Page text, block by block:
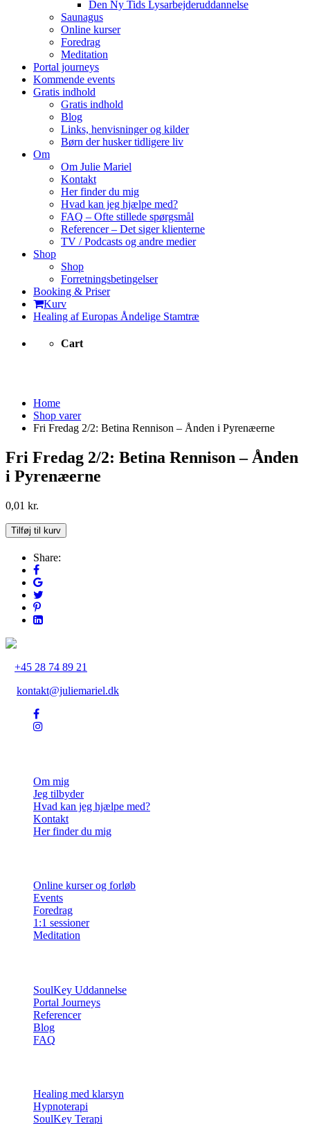
Den Ny Tids Lysarbejderuddannelse
Saunagus
Online kurser
Foredrag
Meditation
Portal journeys
Kommende events
Gratis indhold
Gratis indhold
Blog
Links, henvisninger og kilder
Børn der husker tidligere liv
Om
Om Julie Mariel
Kontakt
Her finder du mig
Hvad kan jeg hjælpe med?
FAQ – Ofte stillede spørgsmål
Referencer – Det siger klienterne
TV / Podcasts og andre medier
Shop
Shop
Forretningsbetingelser
Booking & Priser
Kurv
Healing af Europas Åndelige Stamtræ
Cart
Home
Shop varer
Fri Fredag 2/2: Betina Rennison – Ånden i Pyrenæerne
Fri Fredag 2/2: Betina Rennison – Ånden
i Pyrenæerne
0,01 kr.
Fri
Fredag
Rennison
Ånden
Pyrenæerne
antal
Tilføj til kurv
Share:
+45 28 74 89 21
kontakt@juliemariel.dk
Om mig
Jeg tilbyder
Hvad kan jeg hjælpe med?
Kontakt
Her finder du mig
Online kurser og forløb
Events
Foredrag
1:1 sessioner
Meditation
SoulKey Uddannelse
Portal Journeys
Referencer
Blog
FAQ
Healing med klarsyn
Hypnoterapi
SoulKey Terapi